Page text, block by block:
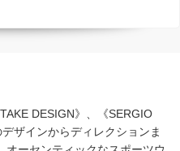
DESIGN》、《SERGIO
ザインからディレクションま